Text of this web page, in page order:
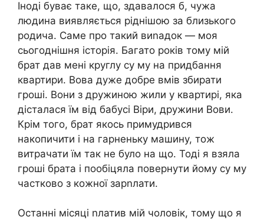
Іноді буває таке, що, здавалося б, чужа
людина виявляється ріднішою за близького
родича. Саме про такий виnадок — моя
сьогоднішня історія. Багато років тому мій
брат дав мені круглу су му на придбання
квартири. Вова дуже добре вмів збирати
гроші. Вони з дружиною жили у квартирі, яка
дісталася їм від бабусі Віри, дружини Вови.
Крім того, брат якось примудрився
накопичити і на гарненьку машину, тож
витрачати їм так не було на що. Тоді я взяла
гроші брата і пообіцяла повернути йому су му
частково з кожної зарnлати.
Останні місяці nлатив мій чоловік, тому що я